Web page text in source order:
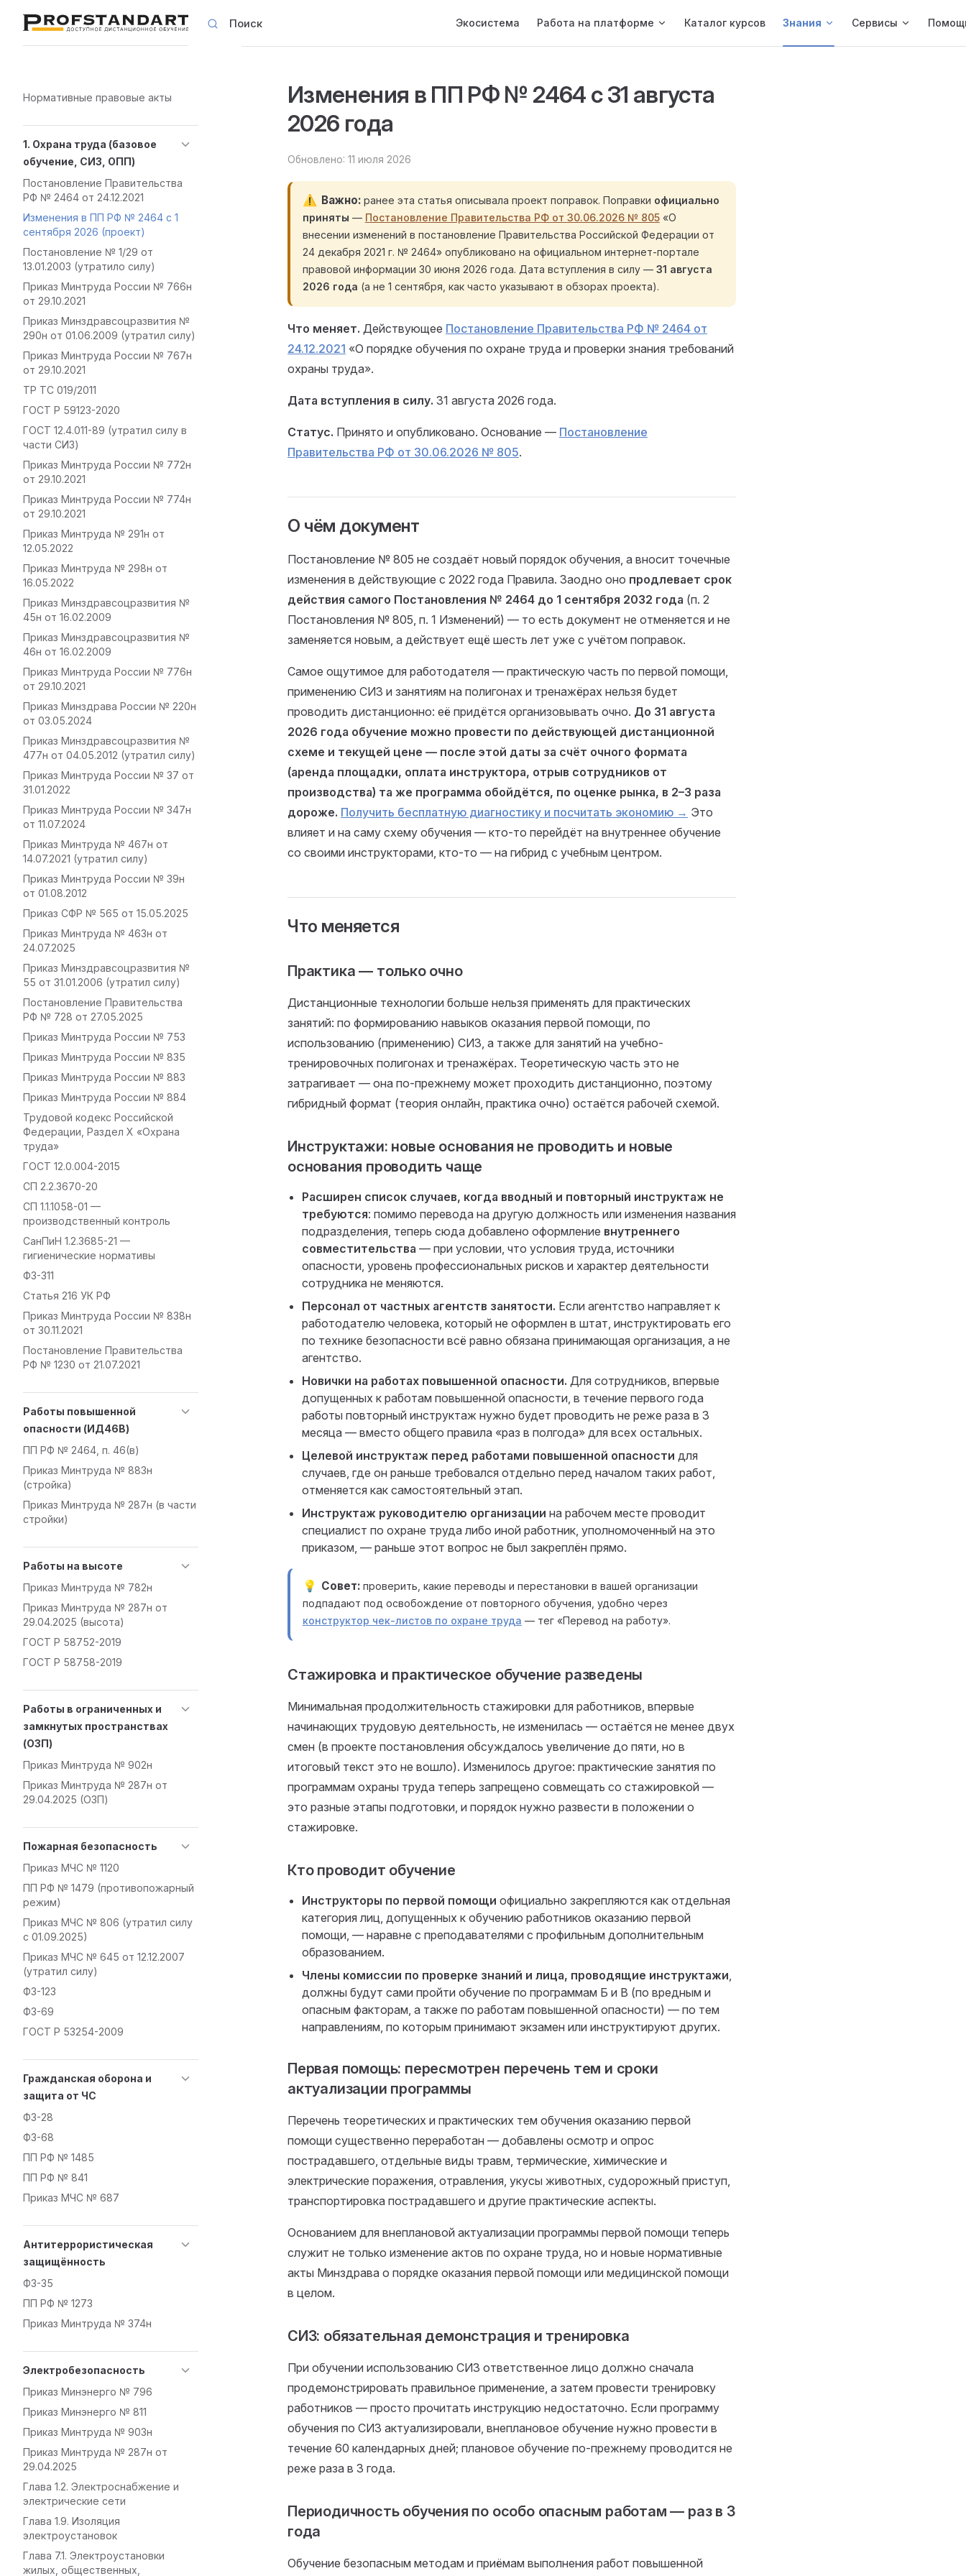
Skip to content Поиск Экосистема Работа на платформе Каталог курсов Знания Сервисы
Нормативные правовые акты
1. Охрана труда (базовое
обучение, СИЗ, ОПП)
Постановление Правительства
РФ № 2464 от 24.12.2021
Изменения в ПП РФ № 2464 с 1
сентября 2026 (проект)
Постановление № 1/29 от
13.01.2003 (утратило силу)
Приказ Минтруда России № 766н
от 29.10.2021
Приказ Минздравсоцразвития №
290н от 01.06.2009 (утратил силу)
Приказ Минтруда России № 767н
от 29.10.2021
ТР ТС 019/2011
ГОСТ Р 59123-2020
ГОСТ 12.4.011-89 (утратил силу в
части СИЗ)
Приказ Минтруда России № 772н
от 29.10.2021
Приказ Минтруда России № 774н
от 29.10.2021
Приказ Минтруда № 291н от
12.05.2022
Приказ Минтруда № 298н от
16.05.2022
Приказ Минздравсоцразвития №
45н от 16.02.2009
Приказ Минздравсоцразвития №
46н от 16.02.2009
Приказ Минтруда России № 776н
от 29.10.2021
Приказ Минздрава России № 220н
от 03.05.2024
Приказ Минздравсоцразвития №
477н от 04.05.2012 (утратил силу)
Приказ Минтруда России № 37 от
31.01.2022
Приказ Минтруда России № 347н
от 11.07.2024
Приказ Минтруда № 467н от
14.07.2021 (утратил силу)
Приказ Минтруда России № 39н
от 01.08.2012
Приказ СФР № 565 от 15.05.2025
Приказ Минтруда № 463н от
24.07.2025
Приказ Минздравсоцразвития №
55 от 31.01.2006 (утратил силу)
Постановление Правительства
РФ № 728 от 27.05.2025
Приказ Минтруда России № 753
Приказ Минтруда России № 835
Приказ Минтруда России № 883
Приказ Минтруда России № 884
Трудовой кодекс Российской
Федерации, Раздел X «Охрана
труда»
ГОСТ 12.0.004-2015
СП 2.2.3670-20
СП 1.1.1058-01 —
производственный контроль
СанПиН 1.2.3685-21 —
гигиенические нормативы
ФЗ-311
Статья 216 УК РФ
Приказ Минтруда России № 838н
от 30.11.2021
Постановление Правительства
РФ № 1230 от 21.07.2021
Работы повышенной
опасности (ИД46В)
ПП РФ № 2464, п. 46(в)
Приказ Минтруда № 883н
(стройка)
Приказ Минтруда № 287н (в части
стройки)
Работы на высоте
Приказ Минтруда № 782н
Приказ Минтруда № 287н от
29.04.2025 (высота)
ГОСТ Р 58752-2019
ГОСТ Р 58758-2019
Работы в ограниченных и
замкнутых пространствах
(ОЗП)
Приказ Минтруда № 902н
Приказ Минтруда № 287н от
29.04.2025 (ОЗП)
Пожарная безопасность
Приказ МЧС № 1120
ПП РФ № 1479 (противопожарный
режим)
Приказ МЧС № 806 (утратил силу
с 01.09.2025)
Приказ МЧС № 645 от 12.12.2007
(утратил силу)
ФЗ-123
ФЗ-69
ГОСТ Р 53254-2009
Гражданская оборона и
защита от ЧС
ФЗ-28
ФЗ-68
ПП РФ № 1485
ПП РФ № 841
Приказ МЧС № 687
Антитеррористическая
защищённость
ФЗ-35
ПП РФ № 1273
Приказ Минтруда № 374н
Электробезопасность
Приказ Минэнерго № 796
Приказ Минэнерго № 811
Приказ Минтруда № 903н
Приказ Минтруда № 287н от
29.04.2025
Глава 1.2. Электроснабжение и
электрические сети
Глава 1.9. Изоляция
электроустановок
Глава 7.1. Электроустановки
жилых, общественных,
Изменения в ПП РФ № 2464 с 31 августа
2026 года
Обновлено: 11 июля 2026
Важно ранее эта статья описывала проект поправок. Поправки официально
приняты — Постановление Правительства РФ от 30.06.2026 № 805«О
внесении изменений в постановление Правительства Российской Федерации от
24 декабря 2021 г. № 2464» опубликовано на официальном интернет-портале
правовой информации 30 июня 2026 года. Дата вступления в силу — 31 августа
2026 года (а не 1 сентября, как часто указывают в обзорах проекта).
Что меняет. Действующее Постановление Правительства РФ № 2464 от
24.12.2021 «О порядке обучения по охране труда и проверки знания требований
охраны труда».
Дата вступления в силу. 31 августа 2026 года.
Статус. Принято и опубликовано. Основание — Постановление
Правительства РФ от 30.06.2026 № 805.
О чём документ
Постановление № 805 не создаёт новый порядок обучения, а вносит точечные
изменения в действующие с 2022 года Правила. Заодно оно продлевает срок
действия самого Постановления № 2464 до 1 сентября 2032 года (п. 2
Постановления № 805, п. 1 Изменений) — то есть документ не отменяется и не
заменяется новым, а действует ещё шесть лет уже с учётом поправок.
Самое ощутимое для работодателя — практическую часть по первой помощи,
применению СИЗ и занятиям на полигонах и тренажёрах нельзя будет
проводить дистанционно: её придётся организовывать очно. До 31 августа
2026 года обучение можно провести по действующей дистанционной
схеме и текущей цене — после этой даты за счёт очного формата
(аренда площадки, оплата инструктора, отрыв сотрудников от
производства) та же программа обойдётся, по оценке рынка, в 2–3 раза
дороже. Получить бесплатную диагностику и посчитать экономию → Это
влияет и на саму схему обучения — кто-то перейдёт на внутреннее обучение
со своими инструкторами, кто-то — на гибрид с учебным центром.
Что меняется
Практика — только очно
Дистанционные технологии больше нельзя применять для практических
занятий: по формированию навыков оказания первой помощи, по
использованию (применению) СИЗ, а также для занятий на учебно-
тренировочных полигонах и тренажёрах. Теоретическую часть это не
затрагивает — она по-прежнему может проходить дистанционно, поэтому
гибридный формат (теория онлайн, практика очно) остаётся рабочей схемой.
Инструктажи: новые основания не проводить и новые
основания проводить чаще
Расширен список случаев, когда вводный и повторный инструктаж не
требуются: помимо перевода на другую должность или изменения названия
подразделения, теперь сюда добавлено оформление внутреннего
совместительства — при условии, что условия труда, источники
опасности, уровень профессиональных рисков и характер деятельности
сотрудника не меняются.
Персонал от частных агентств занятости. Если агентство направляет к
работодателю человека, который не оформлен в штат, инструктировать его
по технике безопасности всё равно обязана принимающая организация, а не
агентство.
Новички на работах повышенной опасности. Для сотрудников, впервые
допущенных к работам повышенной опасности, в течение первого года
работы повторный инструктаж нужно будет проводить не реже раза в 3
месяца — вместо общего правила «раз в полгода» для всех остальных.
Целевой инструктаж перед работами повышенной опасности для
случаев, где он раньше требовался отдельно перед началом таких работ,
отменяется как самостоятельный этап.
Инструктаж руководителю организации на рабочем месте проводит
специалист по охране труда либо иной работник, уполномоченный на это
приказом, — раньше этот вопрос не был закреплён прямо.
Совет проверить, какие переводы и перестановки в вашей организации
подпадают под освобождение от повторного обучения, удобно через
конструктор чек-листов по охране труда — тег «Перевод на работу».
Стажировка и практическое обучение разведены
Минимальная продолжительность стажировки для работников, впервые
начинающих трудовую деятельность, не изменилась — остаётся не менее двух
смен (в проекте постановления обсуждалось увеличение до пяти, но в
итоговый текст это не вошло). Изменилось другое: практические занятия по
программам охраны труда теперь запрещено совмещать со стажировкой —
это разные этапы подготовки, и порядок нужно развести в положении о
стажировке.
Кто проводит обучение
Инструкторы по первой помощи официально закрепляются как отдельная
категория лиц, допущенных к обучению работников оказанию первой
помощи, — наравне с преподавателями с профильным дополнительным
образованием.
Члены комиссии по проверке знаний и лица, проводящие инструктажи
должны будут сами пройти обучение по программам Б и В (по вредным и
опасным факторам, а также по работам повышенной опасности) — по тем
направлениям, по которым принимают экзамен или инструктируют других.
Первая помощь: пересмотрен перечень тем и сроки
актуализации программы
Перечень теоретических и практических тем обучения оказанию первой
помощи существенно переработан — добавлены осмотр и опрос
пострадавшего, отдельные виды травм, термические, химические и
электрические поражения, отравления, укусы животных, судорожный приступ,
транспортировка пострадавшего и другие практические аспекты.
Основанием для внеплановой актуализации программы первой помощи теперь
служит не только изменение актов по охране труда, но и новые нормативные
акты Минздрава о порядке оказания первой помощи или медицинской помощи
в целом.
СИЗ: обязательная демонстрация и тренировка
При обучении использованию СИЗ ответственное лицо должно сначала
продемонстрировать правильное применение, а затем провести тренировку
работников — просто прочитать инструкцию недостаточно. Если программу
обучения по СИЗ актуализировали, внеплановое обучение нужно провести в
течение 60 календарных дней; плановое обучение по-прежнему проводится не
реже раза в 3 года.
Периодичность обучения по особо опасным работам — раз в 3
года
Обучение безопасным методам и приёмам выполнения работ повышенной